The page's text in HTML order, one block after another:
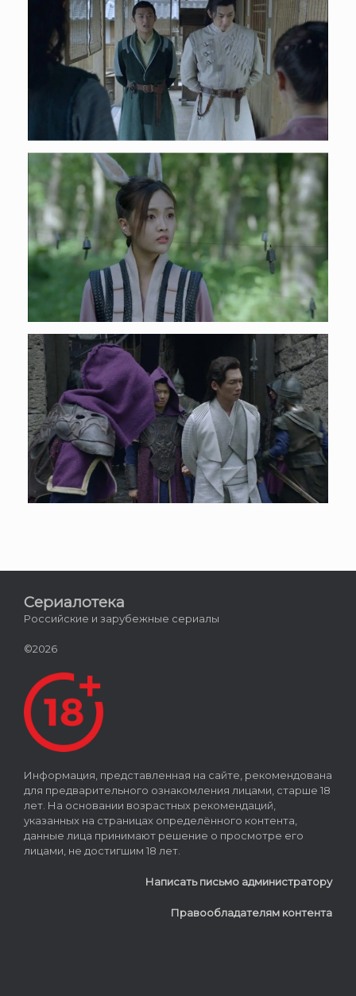
Сериалотека
Российские и зарубежные сериалы
©2026
Информация, представленная на сайте, рекомендована
для предварительного ознакомления лицами, старше 18
лет. На основании возрастных рекомендаций,
указанных на страницах определённого контента,
данные лица принимают решение о просмотре его
лицами, не достигшим 18 лет.
Написать письмо администратору
Правообладателям контента